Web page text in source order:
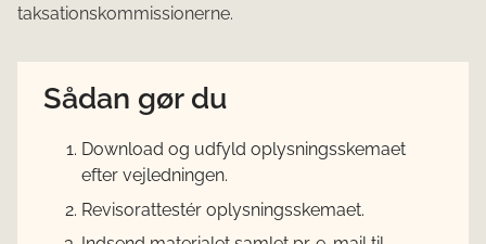
taksationskommissionerne.
Sådan gør du
Download og udfyld oplysningsskemaet
efter vejledningen.
Revisorattestér oplysningsskemaet.